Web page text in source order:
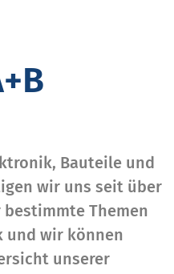
Bauteile und
wir uns seit über
bestimmte Themen
und wir können
unserer